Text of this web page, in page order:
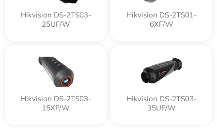
Hikvision DS-2TS03-
25UF/W
Hikvision DS-2TS01-
6XF/W
Hikvision DS-2TS03-
15XF/W
Hikvision DS-2TS03-
35UF/W